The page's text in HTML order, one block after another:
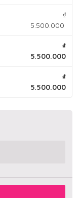
₫
5.500.000
₫
5.500.000
₫
5.500.000